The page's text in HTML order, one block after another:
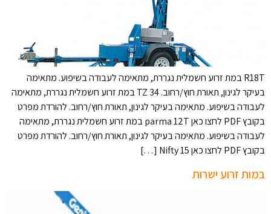
R18T במת זרוע חשמלית נגררת, מתאימה לעבודה בשיפוע. מתאימה
בעיקר לגינון, תאורת חוץ/רחוב. TZ 34 במת זרוע חשמלית נגררת, מתאימה
לעבודה בשיפוע. מתאימה בעיקר לגינון, תאורת חוץ/רחוב. להורדת מפרט
בקובץ PDF לחצו כאן parma 12T במת זרוע חשמלית נגררת, מתאימה
לעבודה בשיפוע. מתאימה בעיקר לגינון, תאורת חוץ/רחוב. להורדת מפרט
בקובץ PDF לחצו כאן Nifty 15 […]
במות זרוע ישרות